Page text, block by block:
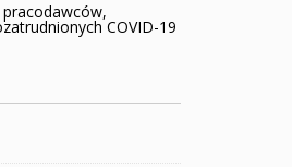
pracodawców,
COVID-19